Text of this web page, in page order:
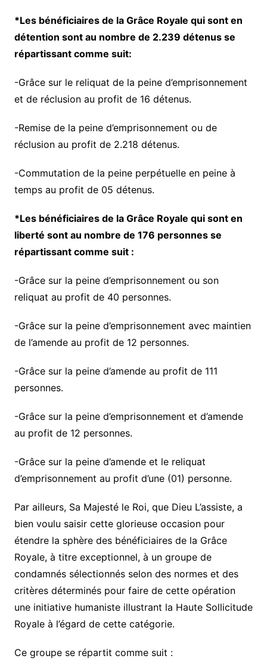
*Les bénéficiaires de la Grâce Royale qui sont en
détention sont au nombre de 2.239 détenus se
répartissant comme suit:
-Grâce sur le reliquat de la peine d’emprisonnement
et de réclusion au profit de 16 détenus.
-Remise de la peine d’emprisonnement ou de
réclusion au profit de 2.218 détenus.
-Commutation de la peine perpétuelle en peine à
temps au profit de 05 détenus.
*Les bénéficiaires de la Grâce Royale qui sont en
liberté sont au nombre de 176 personnes se
répartissant comme suit :
-Grâce sur la peine d’emprisonnement ou son
reliquat au profit de 40 personnes.
-Grâce sur la peine d’emprisonnement avec maintien
de l’amende au profit de 12 personnes.
-Grâce sur la peine d’amende au profit de 111
personnes.
-Grâce sur la peine d’emprisonnement et d’amende
au profit de 12 personnes.
-Grâce sur la peine d’amende et le reliquat
d’emprisonnement au profit d’une (01) personne.
Par ailleurs, Sa Majesté le Roi, que Dieu L’assiste, a
bien voulu saisir cette glorieuse occasion pour
étendre la sphère des bénéficiaires de la Grâce
Royale, à titre exceptionnel, à un groupe de
condamnés sélectionnés selon des normes et des
critères déterminés pour faire de cette opération
une initiative humaniste illustrant la Haute Sollicitude
Royale à l’égard de cette catégorie.
Ce groupe se répartit comme suit :